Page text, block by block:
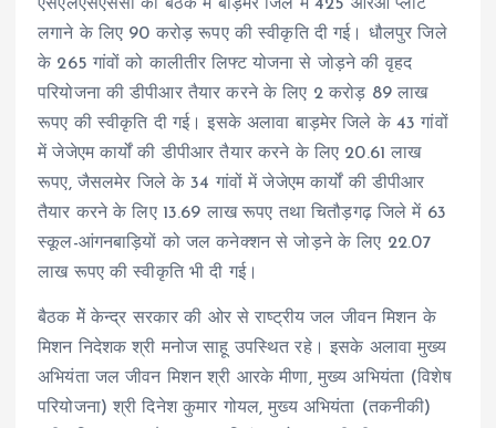
एसएलएसएससी की बैठक में बाड़मेर जिले में 425 आरओ प्लांट
लगाने के लिए 90 करोड़ रूपए की स्वीकृति दी गई। धौलपुर जिले
के 265 गांवों को कालीतीर लिफ्ट योजना से जोड़ने की वृहद
परियोजना की डीपीआर तैयार करने के लिए 2 करोड़ 89 लाख
रूपए की स्वीकृति दी गई। इसके अलावा बाड़मेर जिले के 43 गांवों
में जेजेएम कार्यों की डीपीआर तैयार करने के लिए 20.61 लाख
रूपए, जैसलमेर जिले के 34 गांवों में जेजेएम कार्यों की डीपीआर
तैयार करने के लिए 13.69 लाख रूपए तथा चितौड़गढ़ जिले में 63
स्कूल-आंगनबाड़ियों को जल कनेक्शन से जोड़ने के लिए 22.07
लाख रूपए की स्वीकृति भी दी गई।
बैठक मेें केन्द्र सरकार की ओर से राष्ट्रीय जल जीवन मिशन के
मिशन निदेशक श्री मनोज साहू उपस्थित रहे। इसके अलावा मुख्य
अभियंता जल जीवन मिशन श्री आरके मीणा, मुख्य अभियंता (विशेष
परियोजना) श्री दिनेश कुमार गोयल, मुख्य अभियंता (तकनीकी)